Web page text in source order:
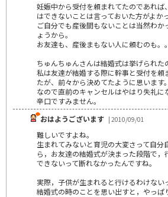
妊娠中から受付を頼まれてたのであれば
はできないことは言っておいた方がよか
ご自分でも産後間もないことは当然わか
ょうから。
お友達も、産後まもない人に頼むのも。
ちゅんちゅんさんは結婚式は挙げられた
私は友達が結婚する際に幹事と受付を頼
たが、前々から決めてたように思います。
なので直前のキャンセルはやはり失礼に
辛口ですみません。
おはようございます | 2010/09/01
難しいですよね。
生まれてみないと育児の大変さって自分
ら，お友達の結婚式が決まった段階で，
できないって断れなかったんですね。
実際，子供が生まれると行けるわけない
結婚式の時のことを思い出すと，やっぱ